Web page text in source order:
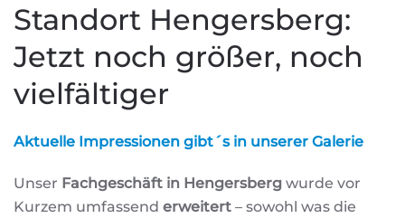
Standort Hengersberg:
Jetzt noch größer, noch
vielfältiger
Aktuelle Impressionen gibt´s in unserer Galerie
Unser Fachgeschäft in Hengersberg wurde vor
Kurzem umfassend erweitert – sowohl was die